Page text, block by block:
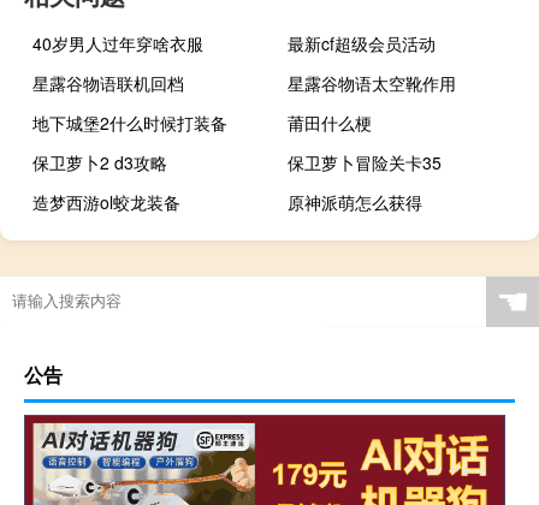
40岁男人过年穿啥衣服
最新cf超级会员活动
星露谷物语联机回档
星露谷物语太空靴作用
地下城堡2什么时候打装备
莆田什么梗
保卫萝卜2 d3攻略
保卫萝卜冒险关卡35
造梦西游ol蛟龙装备
原神派萌怎么获得
☚
公告